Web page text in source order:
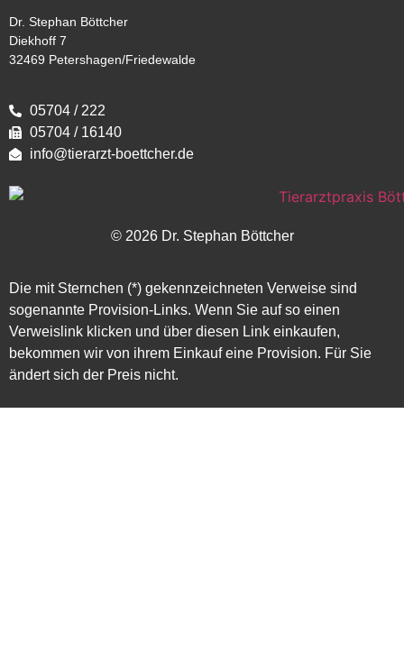
Dr. Stephan Böttcher
Diekhoff 7
32469 Petershagen/Friedewalde
05704 / 222
05704 / 16140
info@tierarzt-boettcher.de
© 2026 Dr. Stephan Böttcher
Die mit Sternchen (*) gekennzeichneten Verweise sind
sogenannte Provision-Links. Wenn Sie auf so einen
Verweislink klicken und über diesen Link einkaufen,
bekommen wir von ihrem Einkauf eine Provision. Für Sie
ändert sich der Preis nicht.